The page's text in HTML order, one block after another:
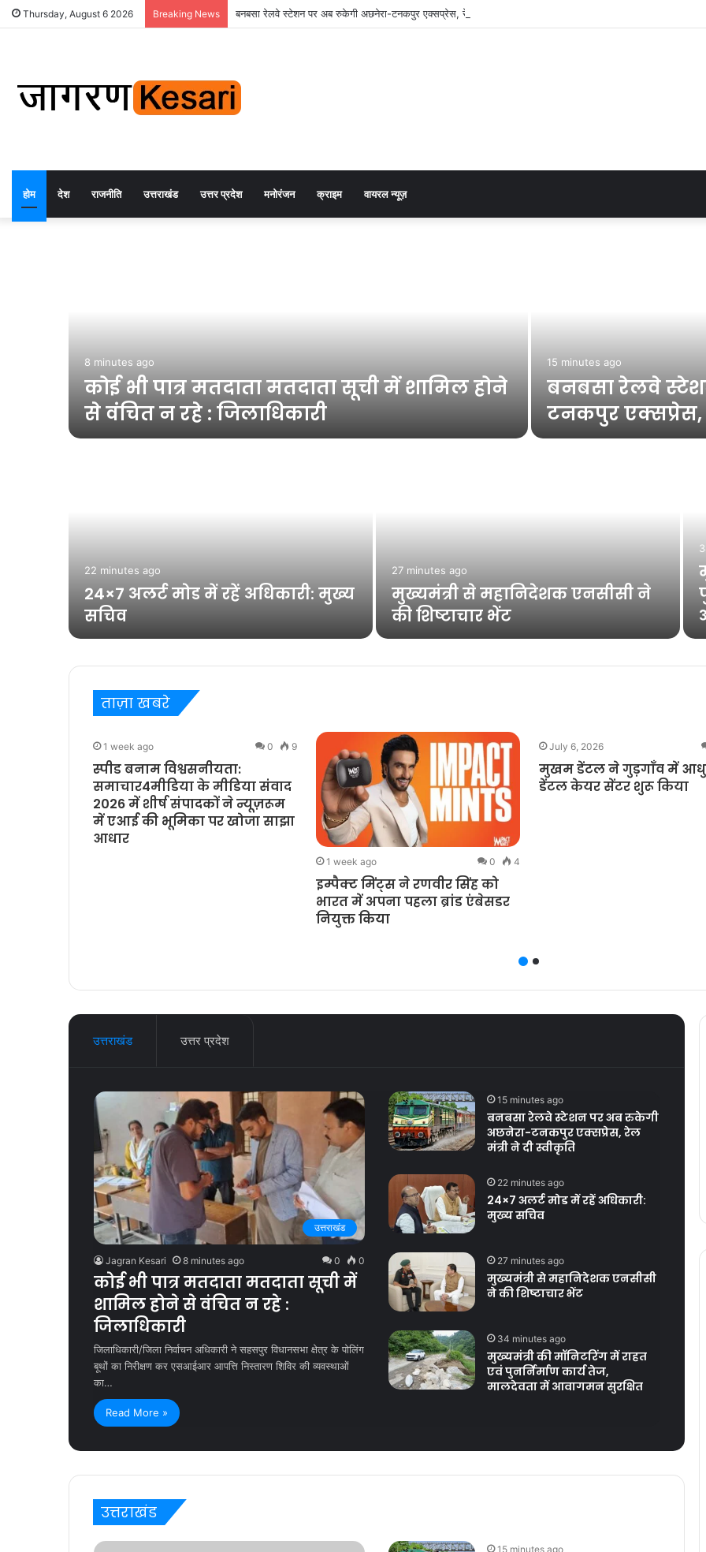
Thursday, August 6 2026 Breaking News बनबसा रेलवे स्टेशन पर अब रुकेगी अछनेरा-टनकपुर एक्सप्रेस, रेल मंत्री ने दी स्वीकृति
होम देश राजनीति उत्तराखंड उत्तर प्रदेश मनोरंजन क्राइम वायरल न्यूज़
8 minutes ago
कोई भी पात्र मतदाता मतदाता सूची में शामिल होने
से वंचित न रहे : जिलाधिकारी
15 minutes ago
बनबसा रेलवे
टनकपुर एक्सप्रेस,
22 minutes ago
24×7 अलर्ट मोड में रहें अधिकारी: मुख्य
सचिव
27 minutes ago
मुख्यमंत्री से महानिदेशक एनसीसी ने
की शिष्टाचार भेंट
ताज़ा खबरे
1 week ago 0 9
स्पीड बनाम विश्वसनीयता:
समाचार4मीडिया के मीडिया संवाद
2026 में शीर्ष संपादकों ने न्यूज़रूम
में एआई की भूमिका पर खोजा साझा
आधार
1 week ago 0 4
इम्पैक्ट मिंट्स ने रणवीर सिंह को
भारत में अपना पहला ब्रांड एंबेसडर
नियुक्त किया
July 6, 2026
मुखम डेंटल ने गुड़गाँव में
डेंटल केयर सेंटर शुरू किया
उत्तराखंड उत्तर प्रदेश
उत्तराखंड
Jagran Kesari 8 minutes ago 0 0
कोई भी पात्र मतदाता मतदाता सूची में
शामिल होने से वंचित न रहे :
जिलाधिकारी
जिलाधिकारी/जिला निर्वाचन अधिकारी ने सहसपुर विधानसभा क्षेत्र के पोलिंग
बूथों का निरीक्षण कर एसआईआर आपत्ति निस्तारण शिविर की व्यवस्थाओं
का…
Read More »
15 minutes ago
बनबसा रेलवे स्टेशन पर अब रुकेगी
अछनेरा-टनकपुर एक्सप्रेस, रेल
मंत्री ने दी स्वीकृति
22 minutes ago
24×7 अलर्ट मोड में रहें अधिकारी:
मुख्य सचिव
27 minutes ago
मुख्यमंत्री से महानिदेशक एनसीसी
ने की शिष्टाचार भेंट
34 minutes ago
मुख्यमंत्री की मॉनिटरिंग में राहत
एवं पुनर्निर्माण कार्य तेज,
मालदेवता में आवागमन सुरक्षित
उत्तराखंड
15 minutes ago